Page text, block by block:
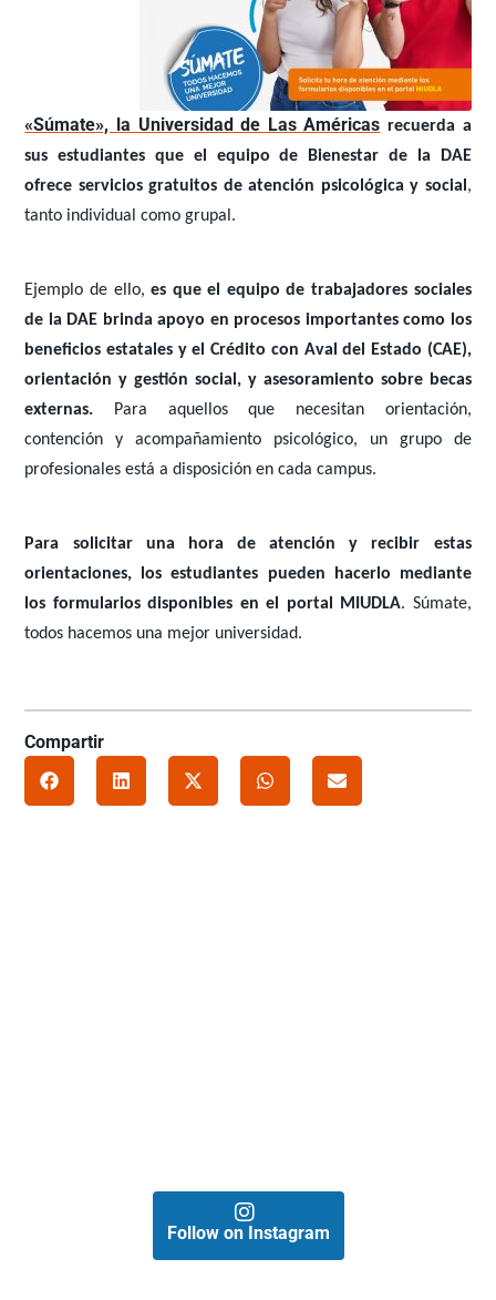
«Súmate», la Universidad de Las Américas recuerda a
sus estudiantes que el equipo de Bienestar de la DAE
ofrece servicios gratuitos de atención psicológica y social ,
tanto individual como grupal.
Ejemplo de ello,es que el equipo de trabajadores sociales
de la DAE brinda apoyo en procesos importantes como los
beneficios estatales y el Crédito con Aval del Estado (CAE),
orientación y gestión social, y asesoramiento sobre becas
externas.
Para aquellos que necesitan orientación,
contención y acompañamiento psicológico, un grupo de
profesionales está a disposición en cada campus.
Para solicitar una hora de atención y recibir estas
orientaciones, los estudiantes pueden hacerlo mediante
los formularios disponibles en el portal MIUDLA. Súmate,
todos hacemos una mejor universidad.
Compartir
Follow on Instagram